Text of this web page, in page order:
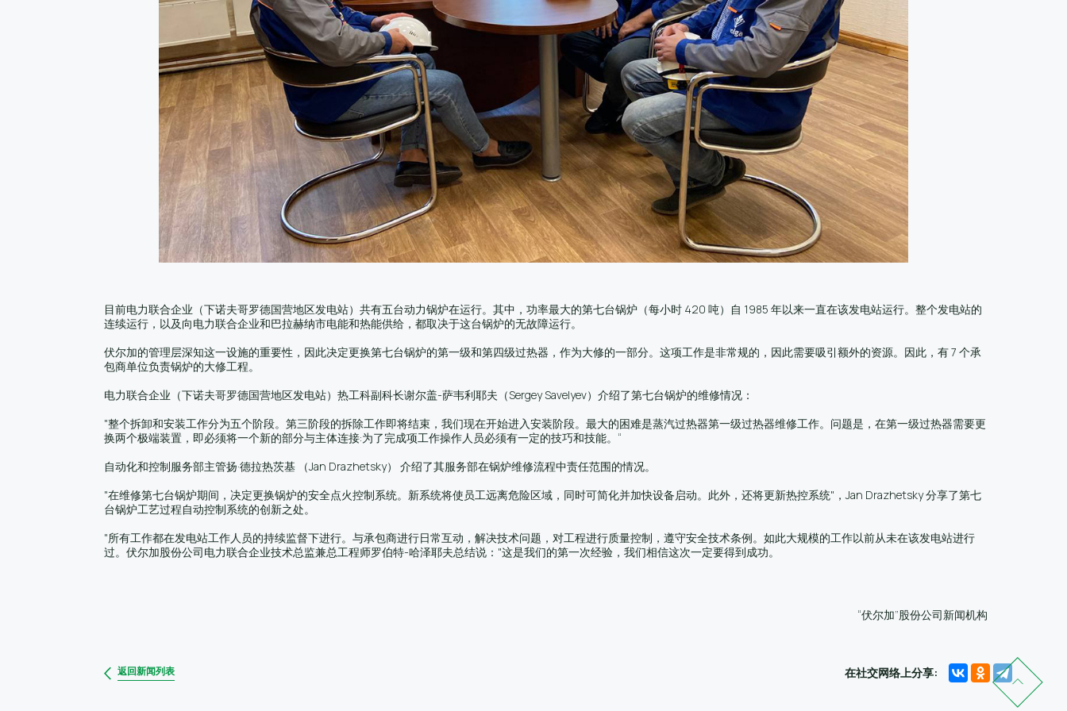
目前电力联合企业（下诺夫哥罗德国营地区发电站）共有五台动力锅炉在运行。其中，功率最大的第七台锅炉（每小时 420 吨）自 1985 年以来一直在该发电站运行。整个发电站的
连续运行，以及向电力联合企业和巴拉赫纳市电能和热能供给，都取决于这台锅炉的无故障运行。
伏尔加的管理层深知这一设施的重要性，因此决定更换第七台锅炉的第一级和第四级过热器，作为大修的一部分。这项工作是非常规的，因此需要吸引额外的资源。因此，有 7 个承
包商单位负责锅炉的大修工程。
电力联合企业（下诺夫哥罗德国营地区发电站）热工科副科长谢尔盖-萨韦利耶夫（Sergey Savelyev）介绍了第七台锅炉的维修情况：
"整个拆卸和安装工作分为五个阶段。第三阶段的拆除工作即将结束，我们现在开始进入安装阶段。最大的困难是蒸汽过热器第一级过热器维修工作。问题是，在第一级过热器需要更
换两个极端装置，即必须将一个新的部分与主体连接:为了完成项工作操作人员必须有一定的技巧和技能。“
自动化和控制服务部主管扬·德拉热茨基 （Jan Drazhetsky） 介绍了其服务部在锅炉维修流程中责任范围的情况。
"在维修第七台锅炉期间，决定更换锅炉的安全点火控制系统。新系统将使员工远离危险区域，同时可简化并加快设备启动。此外，还将更新热控系统"，Jan Drazhetsky 分享了第七
台锅炉工艺过程自动控制系统的创新之处。
"所有工作都在发电站工作人员的持续监督下进行。与承包商进行日常互动，解决技术问题，对工程进行质量控制，遵守安全技术条例。如此大规模的工作以前从未在该发电站进行
过。伏尔加股份公司电力联合企业技术总监兼总工程师罗伯特-哈泽耶夫总结说："这是我们的第一次经验，我们相信这次一定要得到成功。
“伏尔加”股份公司新闻机构
返回新闻列表 在社交网络上分享: